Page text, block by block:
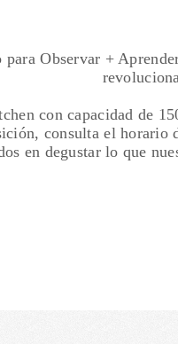
para Observar +
con capacidad de
consulta el horario
en degustar lo que